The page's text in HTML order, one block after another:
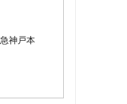
神戸本